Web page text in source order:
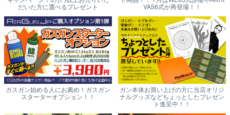
だいた方に選べるプレゼント
VA56式が再登場！！
ガスガン始める人にお薦め！ガスガン
スターターオプション！！
ガン本体お買い上げの方に当店オリジ
ナルグッズなどちょっとしたプレゼン
ト進呈中！！